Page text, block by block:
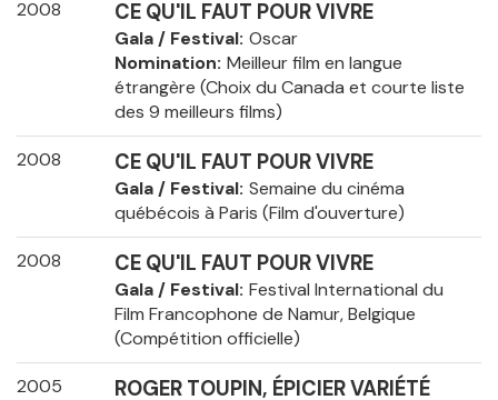
2008 CE QU'IL FAUT POUR VIVRE
Gala / Festival Oscar
Nomination Meilleur film en langue
étrangère (Choix du Canada et courte liste
des 9 meilleurs films)
2008 CE QU'IL FAUT POUR VIVRE
Gala / Festival Semaine du cinéma
québécois à Paris (Film d'ouverture)
2008 CE QU'IL FAUT POUR VIVRE
Gala / Festival Festival International du
Film Francophone de Namur, Belgique
(Compétition officielle)
2005 ROGER TOUPIN, ÉPICIER VARIÉTÉ